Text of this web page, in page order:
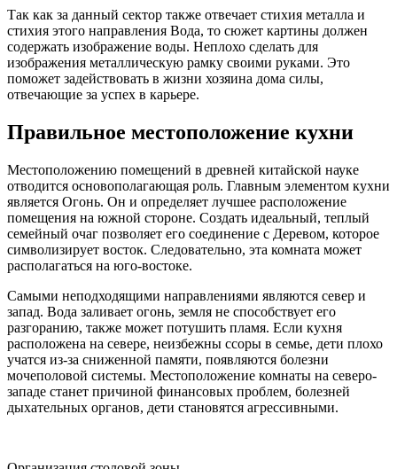
Так как за данный сектор также отвечает стихия металла и
стихия этого направления Вода, то сюжет картины должен
содержать изображение воды. Неплохо сделать для
изображения металлическую рамку своими руками. Это
поможет задействовать в жизни хозяина дома силы,
отвечающие за успех в карьере.
Правильное местоположение кухни
Местоположению помещений в древней китайской науке
отводится основополагающая роль. Главным элементом кухни
является Огонь. Он и определяет лучшее расположение
помещения на южной стороне. Создать идеальный, теплый
семейный очаг позволяет его соединение с Деревом, которое
символизирует восток. Следовательно, эта комната может
располагаться на юго-востоке.
Самыми неподходящими направлениями являются север и
запад. Вода заливает огонь, земля не способствует его
разгоранию, также может потушить пламя. Если кухня
расположена на севере, неизбежны ссоры в семье, дети плохо
учатся из-за сниженной памяти, появляются болезни
мочеполовой системы. Местоположение комнаты на северо-
западе станет причиной финансовых проблем, болезней
дыхательных органов, дети становятся агрессивными.